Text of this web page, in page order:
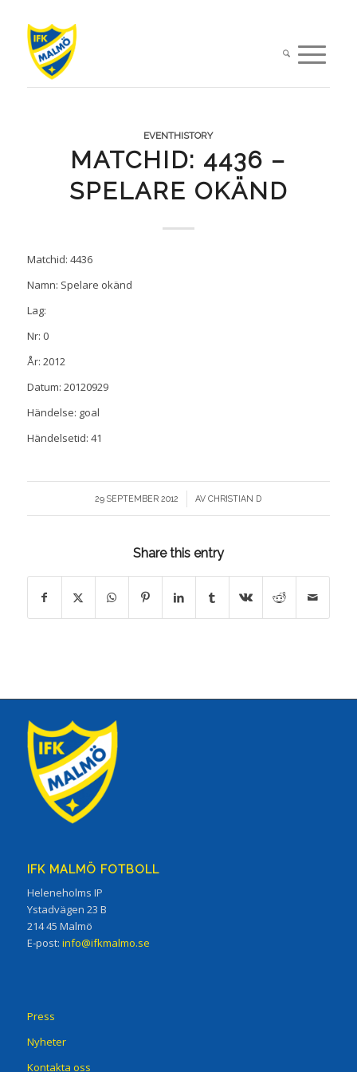
EVENTHISTORY
MATCHID: 4436 –
SPELARE OKÄND
Matchid: 4436
Namn: Spelare okänd
Lag:
Nr: 0
År: 2012
Datum: 20120929
Händelse: goal
Händelsetid: 41
29 SEPTEMBER 2012
/ AVCHRISTIAN D
Share this entry
IFK MALMÖ FOTBOLL
Heleneholms IP
Ystadvägen 23 B
214 45 Malmö
E-post: info@ifkmalmo.se
Press
Nyheter
Kontakta oss